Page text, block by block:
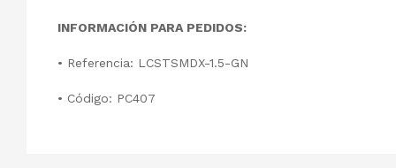
INFORMACIÓN PARA PEDIDOS:
• Referencia: LCSTSMDX-1.5-GN
• Código: PC407